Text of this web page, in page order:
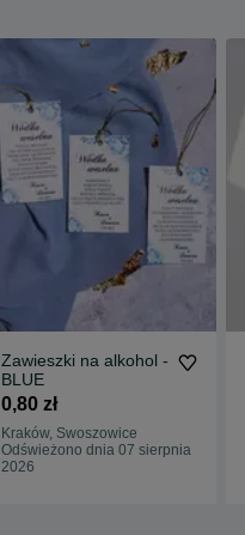
Zawieszki na alkohol -
BLUE
0,80 zł
Kraków, Swoszowice
Odświeżono dnia 07 sierpnia
2026